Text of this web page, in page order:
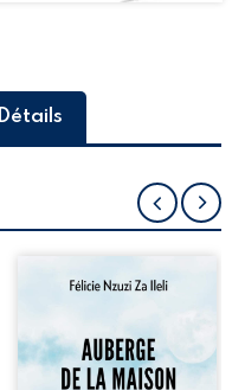
Détails
Auberge de la
récit-témoignage
consacré au
parcours